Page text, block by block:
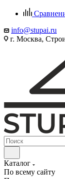
info@stupai.ru
г. Москва,
Каталог
По всему сайту